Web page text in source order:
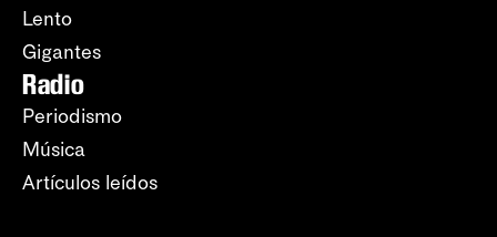
Lento
Gigantes
Radio
Periodismo
Música
Artículos leídos